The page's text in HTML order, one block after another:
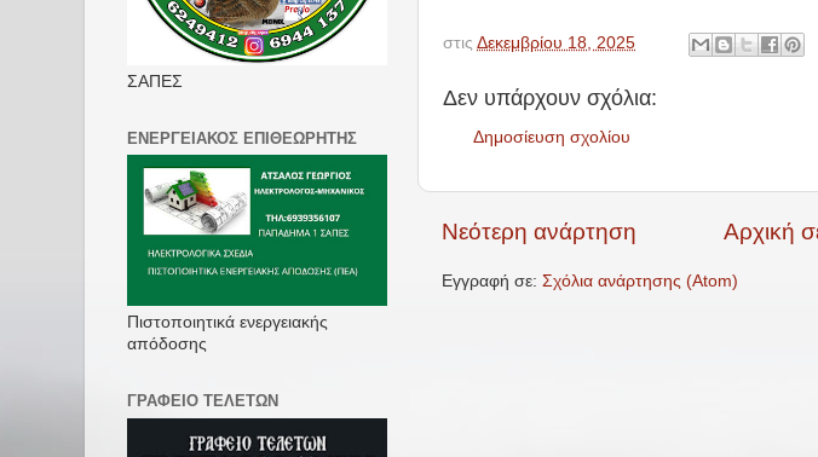
στις Δεκεμβρίου 18, 2025
Δεν υπάρχουν σχόλια:
Δημοσίευση σχολίου
Νεότερη ανάρτηση Αρχική
Εγγραφή σε: Σχόλια ανάρτησης (Atom)
ΣΑΠΕΣ
ΕΝΕΡΓΕΙΑΚΟΣ ΕΠΙΘΕΩΡΗΤΗΣ
Πιστοποιητικά ενεργειακής
απόδοσης
ΓΡΑΦΕΙΟ ΤΕΛΕΤΩΝ